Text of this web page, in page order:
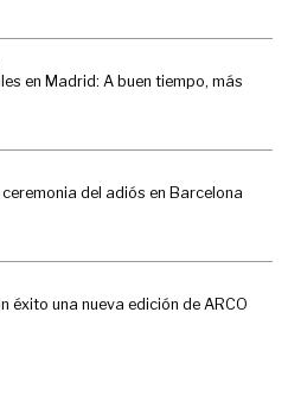
en Madrid: A buen tiempo, más
del adiós en Barcelona
éxito una nueva edición de ARCO